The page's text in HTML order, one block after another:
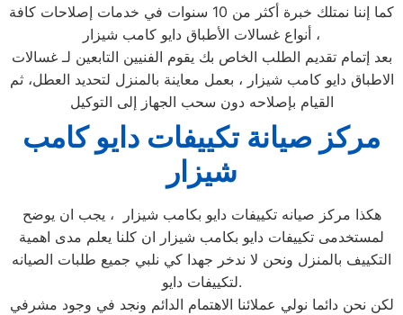
كما إننا نمتلك خبرة أكثر من 10 سنوات في خدمات إصلاحات كافة
أنواع غسالات الأطباق دايو كامب شيزار ،
بعد إتمام تقديم الطلب الخاص بك يقوم الفنيين التابعين لـ غسالات
الاطباق دايو كامب شيزار ، بعمل معاينة بالمنزل لتحديد العطل، ثم
القيام بإصلاحه دون سحب الجهاز إلى التوكيل
مركز صيانة تكييفات دايو كامب
شيزار
هكذا مركز صيانه تكييفات دايو بكامب شيزار ، يجب ان يوضح
لمستخدمى تكييفات دايو بكامب شيزار ان كلنا يعلم مدى اهمية
التكييف بالمنزل ونحن لا ندخر جهدا كي نلبي جميع طلبات الصيانه
لتكييفات دايو.
لكن نحن دائما نولي عملائنا الاهتمام الدائم ونجد في وجود مشرفي